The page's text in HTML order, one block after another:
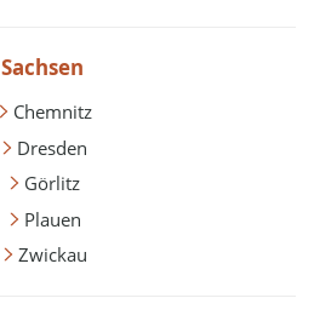
Sachsen
Chemnitz
Dresden
Görlitz
Plauen
Zwickau